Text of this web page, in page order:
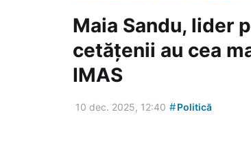
Maia Sandu, lider
cetățenii au cea
IMAS
10 dec. 2025, 12:40 #Politică